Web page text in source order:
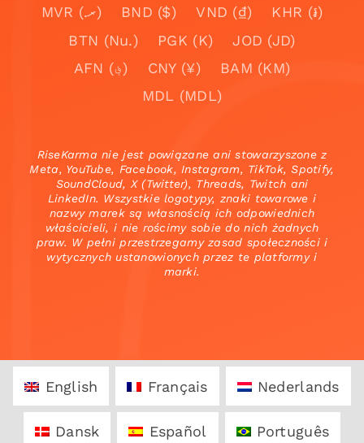
MVR (.ރ)
BND ($) VND (₫)
KHR (៛)
BTN (Nu.)
PGK (K)
JOD (JD)
AFN (؋)
CNY (¥)
BAM (KM)
MDL (MDL)
RiseKarma nie jest powiązane ani stowarzyszone z
Meta, YouTube, Facebook, Instagram, TikTok, Spotify,
SoundCloud, X (Twitter), Threads, Twitch ani
LinkedIn. Wszystkie logotypy, znaki towarowe i
nazwy marek są własnością ich odpowiednich
właścicieli, i nie rościmy sobie do nich żadnych
praw. W pełni przestrzegamy zasad społeczności i
wytycznych ustanowionych przez te platformy i
marki.
English Français Nederlands
Dansk Español Português